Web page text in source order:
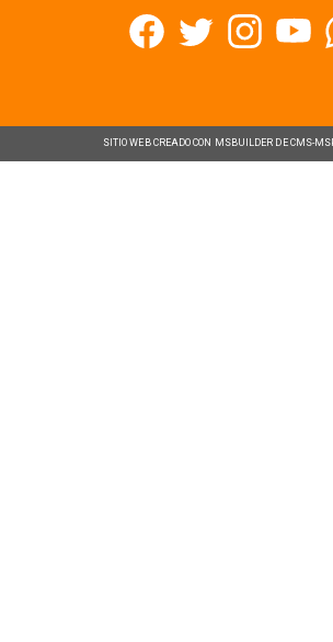
SITIO WEB CREADO CON MSBUILDER DE CMS-